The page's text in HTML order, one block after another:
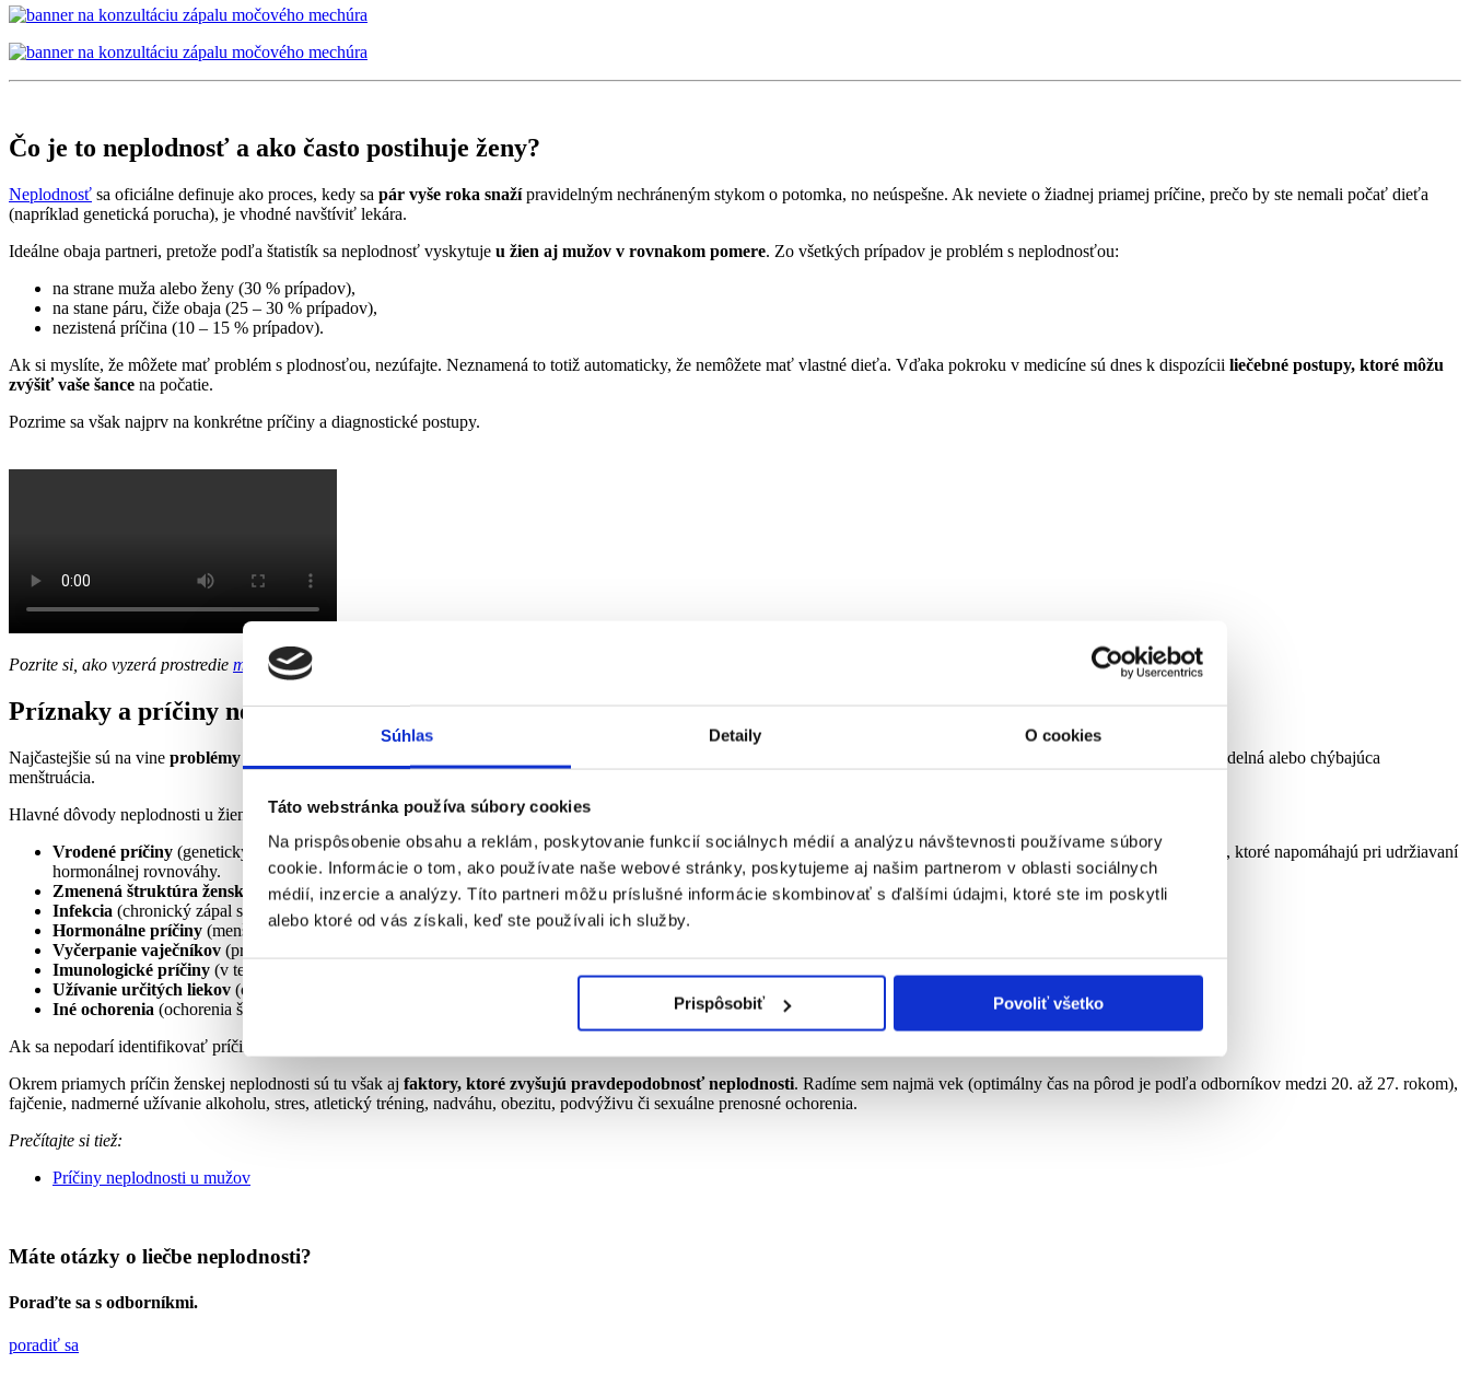
Súhlas Detaily O cookies
Táto webstránka používa súbory cookies
Na prispôsobenie obsahu a reklám, poskytovanie funkcií sociálnych médií a analýzu návštevnosti používame súbory
cookie. Informácie o tom, ako používate naše webové stránky, poskytujeme aj našim partnerom v oblasti sociálnych
médií, inzercie a analýzy. Títo partneri môžu príslušné informácie skombinovať s ďalšími údajmi, ktoré ste im poskytli
alebo ktoré od vás získali, keď ste používali ich služby.
Prispôsobiť Povoliť všetko
Čo je to neplodnosť a ako často postihuje ženy?
Neplodnosť sa oficiálne definuje ako proces, kedy sa pár vyše roka snažípravidelným nechráneným stykom o potomka, no neúspešne. Ak neviete o žiadnej priamej príčine, prečo by ste nemali počať dieťa
(napríklad genetická porucha), je vhodné navštíviť lekára.
Ideálne obaja partneri, pretože podľa štatistík sa neplodnosť vyskytuje u žien aj mužov v rovnakom pomere. Zo všetkých prípadov je problém s neplodnosťou:
na strane muža alebo ženy (30 % prípadov),
na stane páru, čiže obaja (25 – 30 % prípadov),
nezistená príčina (10 – 15 % prípadov).
Ak si myslíte, že môžete mať problém s plodnosťou, nezúfajte. Neznamená to totiž automaticky, že nemôžete mať vlastné dieťa. Vďaka pokroku v medicíne sú dnes k dispozícii liečebné postupy, ktoré môžu
zvýšiť vaše šance na počatie.
Pozrime sa však najprv na konkrétne príčiny a diagnostické postupy.
Pozrite si, ako vyzerá prostredie modernej gynekologicko-urologickej jednodňovej chirurgie.
Príznaky a príčiny neplodnosti u ženy
Najčastejšie sú na vine problémy s ovuláciou
, pretože bez ovulácie sa neuvoľnia vajíčka, ktoré môžu byť následne oplodnené. Problémy s ovuláciou môže signalizovať nepravidelná alebo chýbajúca
menštruácia.
Hlavné dôvody neplodnosti u žien môžeme zhrnúť do nasledujúcich kategórií.
Vrodené príčiny (geneticky podmienené) – môže byť narušený normálny vývoj a funkcia ženských pohlavných orgánov, rovnako v tele ženy môžu chýbať dôležité látky, ktoré napomáhajú pri udržiavaní
hormonálnej rovnováhy.
Zmenená štruktúra ženských pohlavných orgánov(vrodené chyby, ale aj zmeny spôsobené zápalmi, zrastami, nádormi...)
Infekcia (chronický zápal sliznice maternice, tuberkulóza vnútorných rodidiel...)
Hormonálne príčiny (menštruačný cyklus bez ovulácie, dôvodom môžu byť ochorenia PCOS alebo POI)
Vyčerpanie vaječníkov (prirodzené vekom, ale aj po operáciách, ožarovaní...)
Imunologické príčiny (v tele sa môžu tvoriť rôzne protilátky, napríklad proti spermiám, vajíčkam, embryám...)
Užívanie určitých liekov (okrem antikoncepcie môžu byť na vine niektoré lieky proti bolesti či zápalu)
Iné ochorenia (ochorenia štítnej žľazy, onkologické ochorenia, podvýživa a pod.)
Ak sa nepodarí identifikovať príčinu ženskej neplodnosti, hovoríme o
Okrem priamych príčin ženskej neplodnosti sú tu však aj faktory, ktoré zvyšujú pravdepodobnosť neplodnosti. Radíme sem najmä vek (optimálny čas na pôrod je podľa odborníkov medzi 20. až 27. rokom),
fajčenie, nadmerné užívanie alkoholu, stres, atletický tréning, nadváhu, obezitu, podvýživu či sexuálne prenosné ochorenia.
Prečítajte si tiež:
Príčiny neplodnosti u mužov
Máte otázky o liečbe neplodnosti?
Poraďte sa s odborníkmi.
poradiť sa